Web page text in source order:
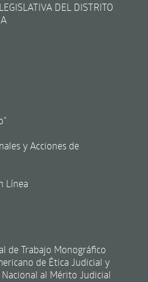
DEL DISTRITO
y Acciones de
Línea
de Trabajo Monográfico
de Ética Judicial y
al Mérito Judicial